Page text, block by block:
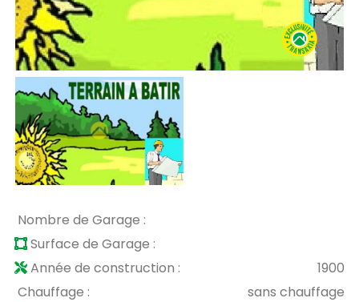
Nombre de Garage :
Surface de Garage :
Année de construction :
1900
Chauffage :
sans chauffage